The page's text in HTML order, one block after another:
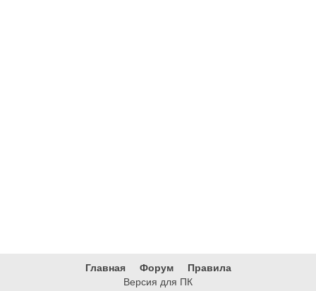
Главная Форум
Правила
Версия для ПК